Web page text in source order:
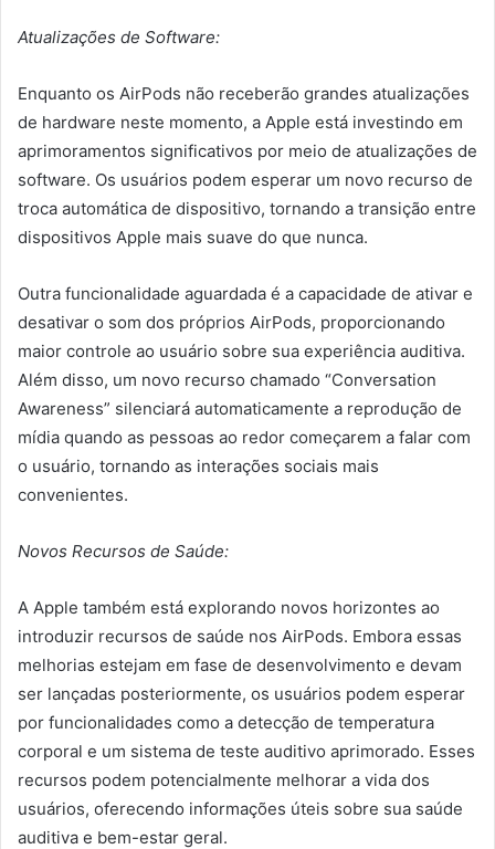
Atualizações de Software:
Enquanto os AirPods não receberão grandes atualizações
de hardware neste momento, a Apple está investindo em
aprimoramentos significativos por meio de atualizações de
software. Os usuários podem esperar um novo recurso de
troca automática de dispositivo, tornando a transição entre
dispositivos Apple mais suave do que nunca.
Outra funcionalidade aguardada é a capacidade de ativar e
desativar o som dos próprios AirPods, proporcionando
maior controle ao usuário sobre sua experiência auditiva.
Além disso, um novo recurso chamado “Conversation
Awareness” silenciará automaticamente a reprodução de
mídia quando as pessoas ao redor começarem a falar com
o usuário, tornando as interações sociais mais
convenientes.
Novos Recursos de Saúde:
A Apple também está explorando novos horizontes ao
introduzir recursos de saúde nos AirPods. Embora essas
melhorias estejam em fase de desenvolvimento e devam
ser lançadas posteriormente, os usuários podem esperar
por funcionalidades como a detecção de temperatura
corporal e um sistema de teste auditivo aprimorado. Esses
recursos podem potencialmente melhorar a vida dos
usuários, oferecendo informações úteis sobre sua saúde
auditiva e bem-estar geral.